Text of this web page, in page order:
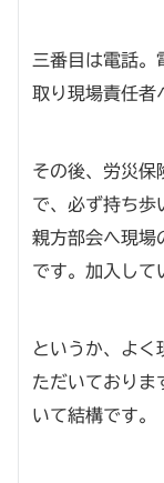
三番目は電話。
取り現場責任者
その後、労災保
で、必ず持ち歩
親方部会へ現場
です。加入して
というか、よく
ただいておりま
いて結構です。